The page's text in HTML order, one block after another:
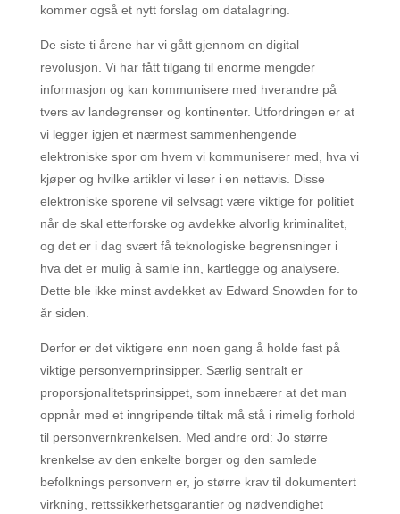
kommer også et nytt forslag om datalagring.
De siste ti årene har vi gått gjennom en digital
revolusjon. Vi har fått tilgang til enorme mengder
informasjon og kan kommunisere med hverandre på
tvers av landegrenser og kontinenter. Utfordringen er at
vi legger igjen et nærmest sammenhengende
elektroniske spor om hvem vi kommuniserer med, hva vi
kjøper og hvilke artikler vi leser i en nettavis. Disse
elektroniske sporene vil selvsagt være viktige for politiet
når de skal etterforske og avdekke alvorlig kriminalitet,
og det er i dag svært få teknologiske begrensninger i
hva det er mulig å samle inn, kartlegge og analysere.
Dette ble ikke minst avdekket av Edward Snowden for to
år siden.
Derfor er det viktigere enn noen gang å holde fast på
viktige personvernprinsipper. Særlig sentralt er
proporsjonalitetsprinsippet, som innebærer at det man
oppnår med et inngripende tiltak må stå i rimelig forhold
til personvernkrenkelsen. Med andre ord: Jo større
krenkelse av den enkelte borger og den samlede
befolknings personvern er, jo større krav til dokumentert
virkning, rettssikkerhetsgarantier og nødvendighet